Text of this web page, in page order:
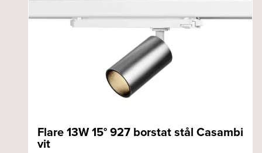
Flare 13W 15° 927 borstat stål Casambi
vit